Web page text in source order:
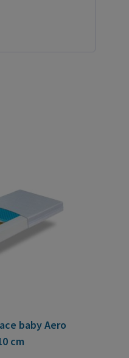
baby Aero
cm